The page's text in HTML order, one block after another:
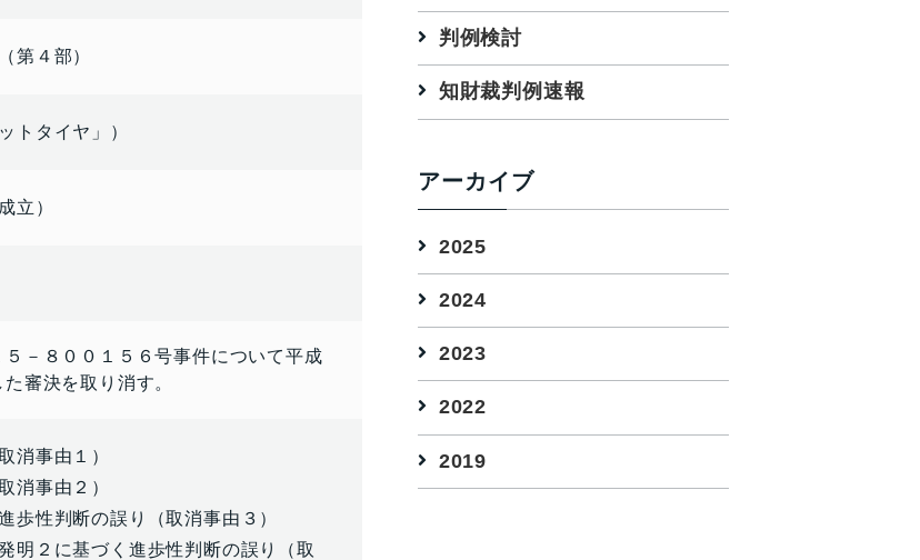
第４部）
トタイヤ」）
立）
－８００１５６号事件について平成
審決を取り消す。
消事由１）
消事由２）
歩性判断の誤り（取消事由３）
明２に基づく進歩性判断の誤り（取
判例検討
知財裁判例速報
アーカイブ
2025
2024
2023
2022
2019